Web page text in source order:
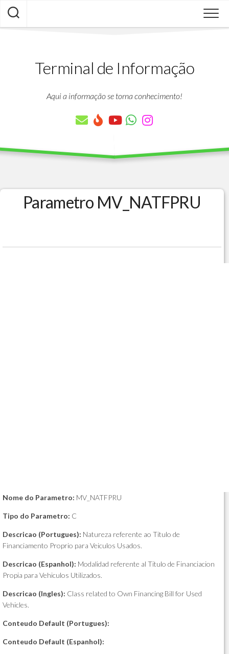
Skip
content
Terminal de Informação
Aqui a informação se torna conhecimento!
Parametro MV_NATFPRU
Nome do Parametro: MV_NATFPRU
Tipo do Parametro: C
Descricao (Portugues): Natureza referente ao Titulo de
Financiamento Proprio para Veiculos Usados.
Descricao (Espanhol): Modalidad referente al Titulo de Financiacion
Propia para Vehiculos Utilizados.
Descricao (Ingles): Class related to Own Financing Bill for Used
Vehicles.
Conteudo Default (Portugues):
Conteudo Default (Espanhol):